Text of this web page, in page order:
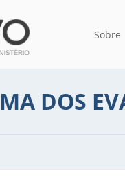
Sobre
DOS